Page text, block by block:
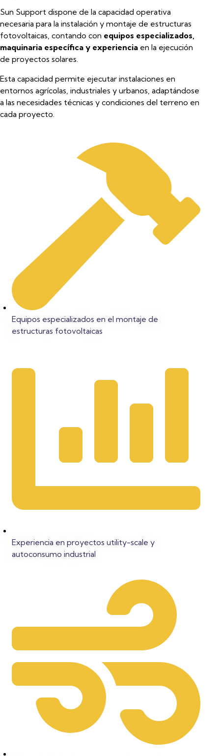
Sun Support dispone de la capacidad operativa
necesaria para la instalación y montaje de estructuras
fotovoltaicas, contando con equipos especializados,
maquinaria específica y experiencia en la ejecución
de proyectos solares.
Esta capacidad permite ejecutar instalaciones en
entornos agrícolas, industriales y urbanos, adaptándose
a las necesidades técnicas y condiciones del terreno en
cada proyecto.
Equipos especializados en el montaje de
estructuras fotovoltaicas
Experiencia en proyectos utility-scale y
autoconsumo industrial